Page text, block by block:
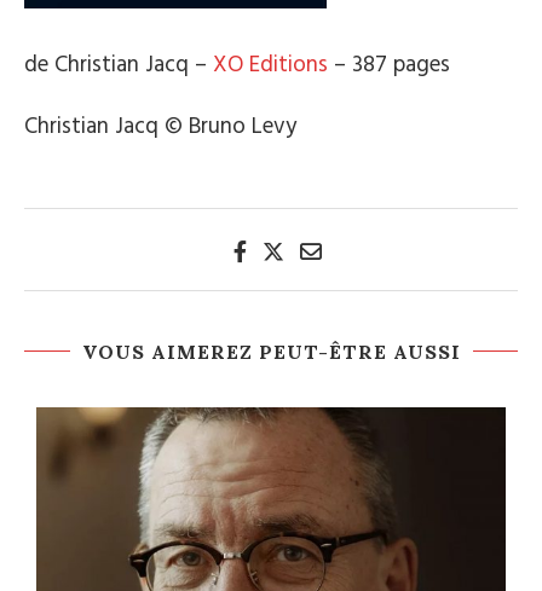
de Christian Jacq – XO Editions – 387 pages
Christian Jacq © Bruno Levy
VOUS AIMEREZ PEUT-ÊTRE AUSSI